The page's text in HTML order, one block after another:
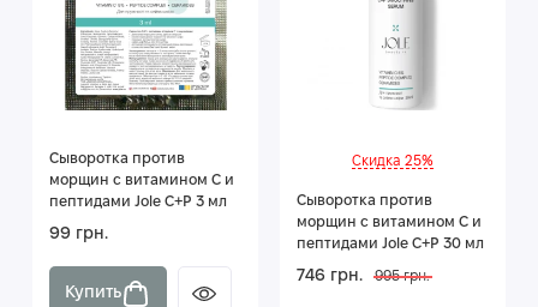
Сыворотка против
морщин с витамином C и
пептидами Jole C+P 3 мл
99 грн.
Купить
Скидка 25%
Сыворотка против
морщин с витамином C и
пептидами Jole C+P 30 мл
746 грн. 995 грн.